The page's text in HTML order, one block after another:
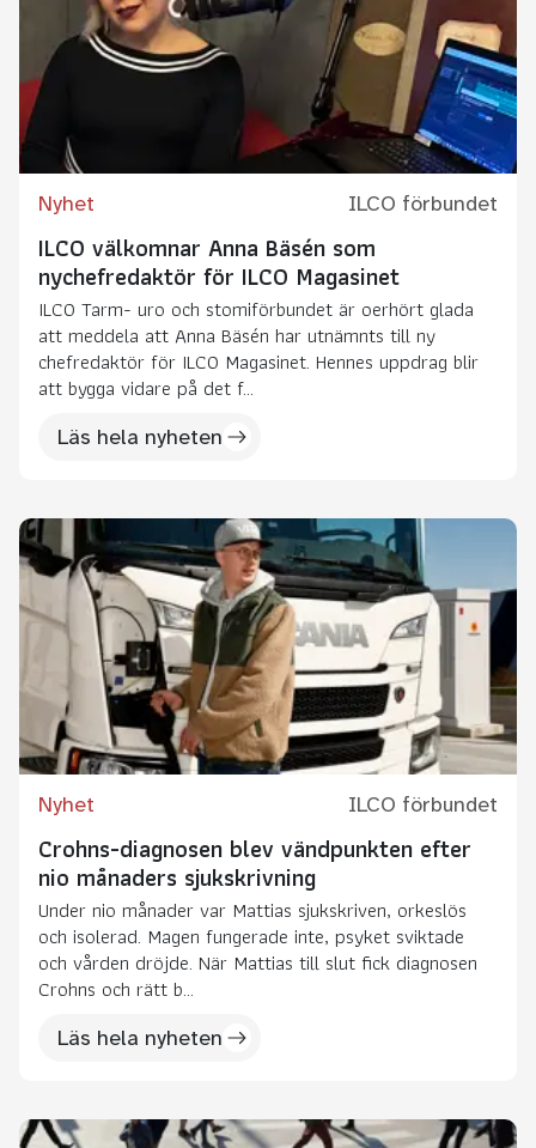
Nyhet ILCO förbundet
ILCO välkomnar Anna Bäsén som
nychefredaktör för ILCO Magasinet
ILCO Tarm- uro och stomiförbundet är oerhört glada
att meddela att Anna Bäsén har utnämnts till ny
chefredaktör för ILCO Magasinet. Hennes uppdrag blir
att bygga vidare på det f...
Läs hela nyheten
Nyhet ILCO förbundet
Crohns-diagnosen blev vändpunkten efter
nio månaders sjukskrivning
Under nio månader var Mattias sjukskriven, orkeslös
och isolerad. Magen fungerade inte, psyket sviktade
och vården dröjde. När Mattias till slut fick diagnosen
Crohns och rätt b...
Läs hela nyheten